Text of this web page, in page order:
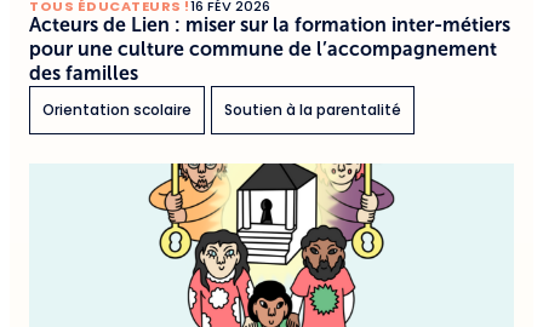
TOUS ÉDUCATEURS !16 FÉV 2026
Acteurs de Lien : miser sur la formation inter-métiers
pour une culture commune de l’accompagnement
des familles
Orientation scolaire
Soutien à la parentalité